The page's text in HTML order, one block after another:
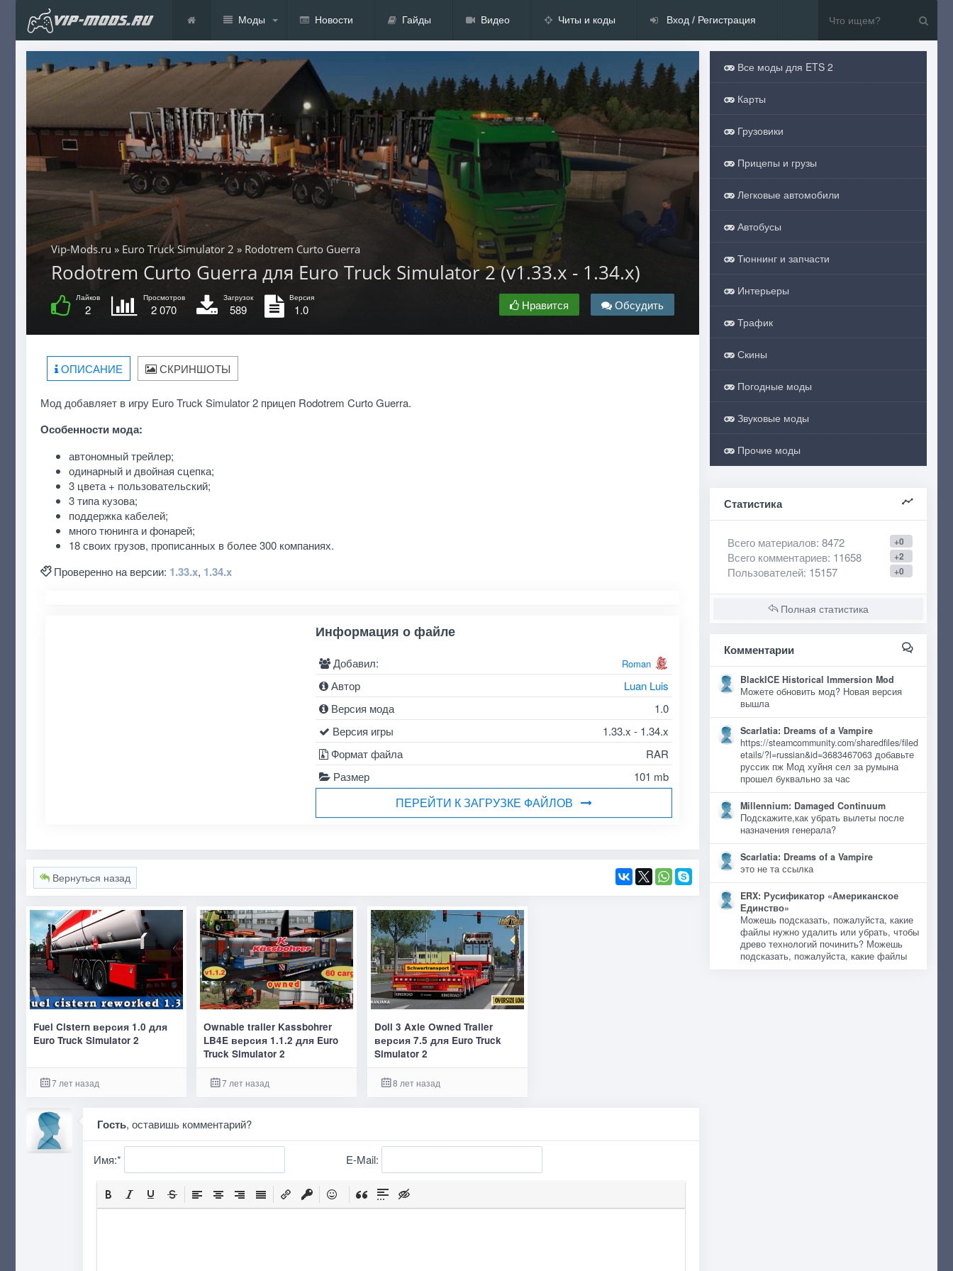
Моды Новости Гайды Видео Читы и коды Вход / Регистрация
Vip-Mods.ru » Euro Truck Simulator 2 » Rodotrem Curto Guerra
Rodotrem Curto Guerra для Euro Truck Simulator 2 (v1.33.x - 1.34.x)
Лайков
2
Просмотров
2 070
Загрузок
589
Версия
1.0 Нравится Обсудить
ОПИСАНИЕ СКРИНШОТЫ
Мод добавляет в игру Euro Truck Simulator 2 прицеп Rodotrem Curto Guerra.
Особенности мода:
автономный трейлер;
одинарный и двойная сцепка;
3 цвета + пользовательский;
3 типа кузова;
поддержка кабелей;
много тюнинга и фонарей;
18 своих грузов, прописанных в более 300 компаниях.
Проверенно на версии: 1.33.x, 1.34.x
Информация о файле
Добавил: Roman
Автор
Luan Luis
Версия мода
1.0
Версия игры
1.33.x - 1.34.x
Формат файла
RAR
Размер
101 mb
ПЕРЕЙТИ К ЗАГРУЗКЕ ФАЙЛОВ
Вернуться назад
Fuel Cistern версия 1.0 для
Euro Truck Simulator 2
7 лет назад
Оwnable trailer Kassbohrer
LB4E версия 1.1.2 для Euro
Truck Simulator 2
7 лет назад
Doll 3 Axle Owned Trailer
версия 7.5 для Euro Truck
Simulator 2
8 лет назад
Гость, оставишь комментарий?
Имя:* E-Mail:
Все моды для ETS 2
Карты
Грузовики
Прицепы и грузы
Легковые автомобили
Автобусы
Тюннинг и запчасти
Интерьеры
Трафик
Скины
Погодные моды
Звуковые моды
Прочие моды
Статистика
+0
Всего материалов: 8472
+2
Всего комментариев: 11658
+0
Пользователей: 15157
Полная статистика
Комментарии
BlackICE Historical Immersion Mod
Можете обновить мод? Новая версия
вышла
Scarlatia: Dreams of a Vampire
https://steamcommunity.com/sharedfiles/filed
etails/?l=russian&id=3683467063 добавьте
руссик пж Мод хуйня сел за румына
прошел буквально за час
Millennium: Damaged Continuum
Подскажите,как убрать вылеты после
назначения генерала?
Scarlatia: Dreams of a Vampire
это не та ссылка
ERX: Русификатор «Американское
Единство»
Можешь подсказать, пожалуйста, какие
файлы нужно удалить или убрать, чтобы
древо технологий починить? Можешь
подсказать, пожалуйста, какие файлы